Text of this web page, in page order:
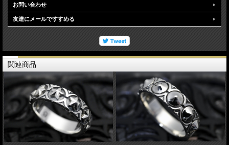
お問い合わせ
友達にメールですすめる
関連商品